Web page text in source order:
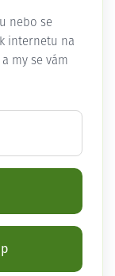
nebo se
internetu na
my se vám